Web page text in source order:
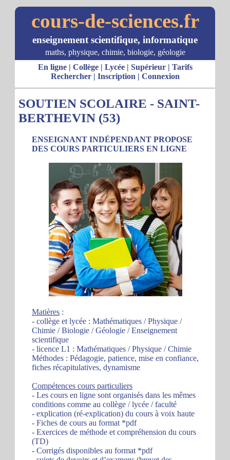
cours-de-sciences.fr
enseignement scientifique, informatique
maths, physique, chimie, biologie, géologie
En ligne| Collège| Lycée| Supérieur| Tarifs
Rechercher| Inscription | Connexion
SOUTIEN SCOLAIRE - SAINT-
BERTHEVIN (53)
ENSEIGNANT INDÉPENDANT PROPOSE
DES COURS PARTICULIERS EN LIGNE
Matières :
- collège et lycée : Mathématiques / Physique /
Chimie / Biologie / Géologie / Enseignement
scientifique
- licence L1 : Mathématiques / Physique / Chimie
Méthodes : Pédagogie, patience, mise en confiance,
fiches récapitulatives, dynamisme
Compétences cours particuliers
- Les cours en ligne sont organisés dans les mêmes
conditions comme au collège / lycée / faculté
- explication (ré-explication) du cours à voix haute
- Fiches de cours au format *pdf
- Exercices de méthode et compréhension du cours
(TD)
- Corrigés disponibles au format *pdf